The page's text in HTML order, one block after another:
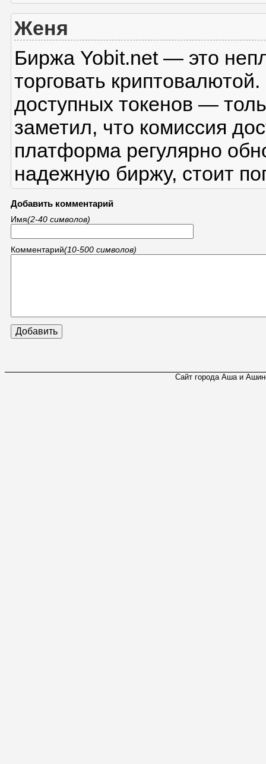
Женя
Биржа Yobit.net — это
торговать
доступных токенов —
заметил, что комиссия
платформа регулярно
надежную биржу, стоит
Добавить комментарий
Имя(2-40 символов)
Комментарий(10-500 символов)
Сайт города Аша и